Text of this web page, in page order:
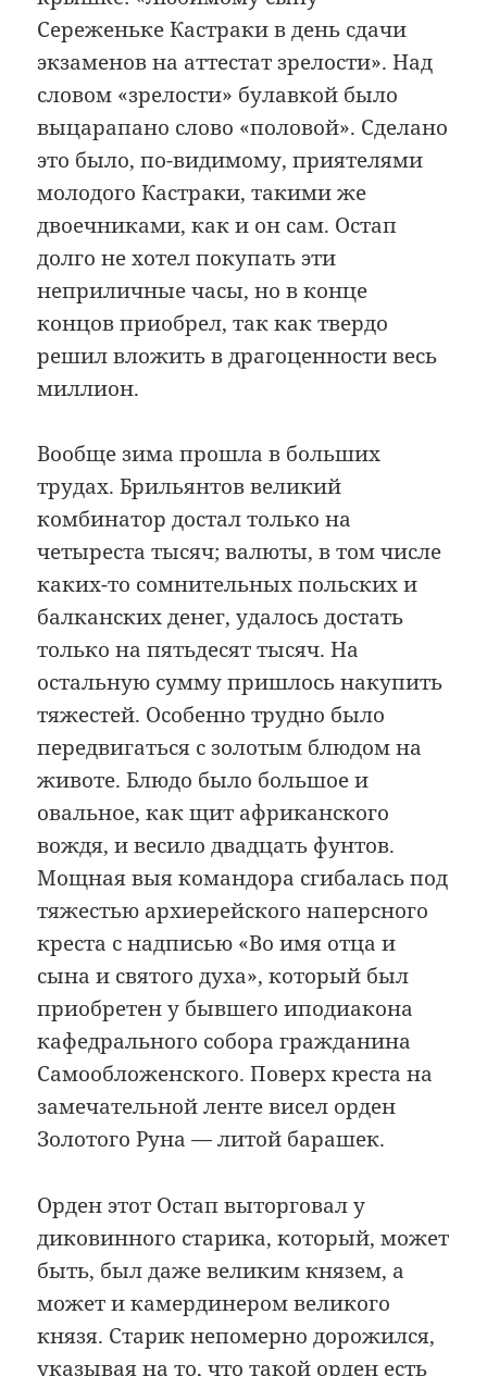
Сереженьке Кастраки в день сдачи
экзаменов на аттестат зрелости». Над
словом «зрелости» булавкой было
выцарапано слово «половой». Сделано
это было, по-видимому, приятелями
молодого Кастраки, такими же
двоечниками, как и он сам. Остап
долго не хотел покупать эти
неприличные часы, но в конце
концов приобрел, так как твердо
решил вложить в драгоценности весь
миллион.
Вообще зима прошла в больших
трудах. Брильянтов великий
комбинатор достал только на
четыреста тысяч; валюты, в том числе
каких-то сомнительных польских и
балканских денег, удалось достать
только на пятьдесят тысяч. На
остальную сумму пришлось накупить
тяжестей. Особенно трудно было
передвигаться с золотым блюдом на
животе. Блюдо было большое и
овальное, как щит африканского
вождя, и весило двадцать фунтов.
Мощная выя командора сгибалась под
тяжестью архиерейского наперсного
креста с надписью «Во имя отца и
сына и святого духа», который был
приобретен у бывшего иподиакона
кафедрального собора гражданина
Самообложенского. Поверх креста на
замечательной ленте висел орден
Золотого Руна — литой барашек.
Орден этот Остап выторговал у
диковинного старика, который, может
быть, был даже великим князем, а
может и камердинером великого
князя. Старик непомерно дорожился,
указывая на то, что такой орден есть